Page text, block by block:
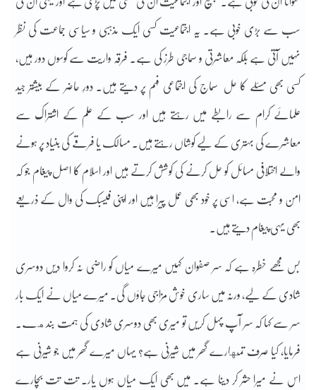
سب سے بڑی خوبی ہے۔ یہ اجتماعیت کسی ایک مذہبی و سیاسی جماعت کی نظر
نہیں آتی ہے بلکہ معاشرتی و سماجی طرز کی ہے۔ فرقہ واریت سے کوسوں دور ہیں،
کسی بھی مسئلے کا حل سماج کی اجتماعی فہم پر دیتے ہیں۔ دورِ حاضر کے بیشتر جید
علمائے کرام سے رابطے میں رہتے ہیں اور سب کے علم کے اشتراک سے
معاشرے کی بہتری کے لیے کوشاں رہتے ہیں۔ مسالک یا فرقے کی بنیاد پر ہونے
والے اختلافی مسائل کو حل کرنے کی کوشش کرتے ہیں اور اسلام کا اصل پیغام جو کہ
امن و محبت ہے، اسی پر خود بھی عمل پیرا ہیں اور اپنی فیسبک کی وال کے ذریعے
بھی یہی پیغام دیتے ہیں۔
بس مجھے خطرہ ہے کہ سر صفوان کہیں میرے میاں کو راضی نہ کروا دیں دوسری
شادی کے لیے، ورنہ میں ساری خوش مزاجی جاؤں گی۔ میرے میاں نے ایک بار
سر سے کہا کہ سر آپ پہل کریں تو میری بھی دوسری شادی کی ہمت بندهے۔
فرمایا، کیا صرف تمهارے گھر میں شیرنی ہے؟ یہاں میرے گھر میں جو شیرنی ہے
اس نے میرا حشر کر دینا ہے۔ میں بھی ایک میاں ہوں یار۔ تت تت بچارے